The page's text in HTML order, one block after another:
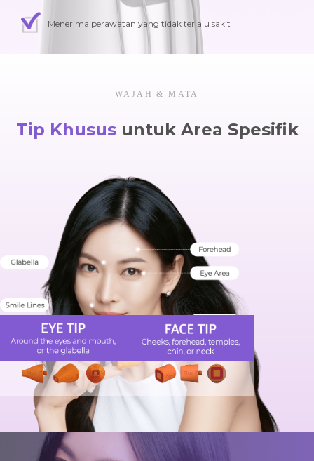
Menerima perawatan yang tidak terlalu sakit
WAJAH & MATA
Tip Khususuntuk Area Spesifik